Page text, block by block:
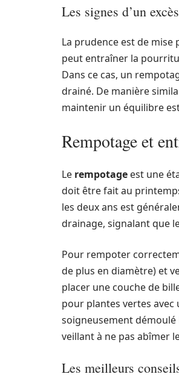
Les signes d’un
La prudence est de mise
peut entraîner la
Dans ce cas, un
drainé. De manière
maintenir un équilibre
Rempotage et
Le rempotage est une
doit être fait au
les deux ans est
drainage, signalant que
Pour rempoter
de plus en diamètre) et
placer une couche de
pour plantes vertes
soigneusement démoulé
veillant à ne pas abîmer
Les meilleurs